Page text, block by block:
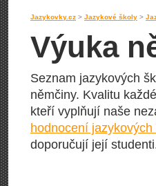
Jazykovky.cz > Jazykové školy >
Výuka
Seznam jazykových
němčiny. Kvalitu
kteří vyplňují naše
hodnocení
doporučují její